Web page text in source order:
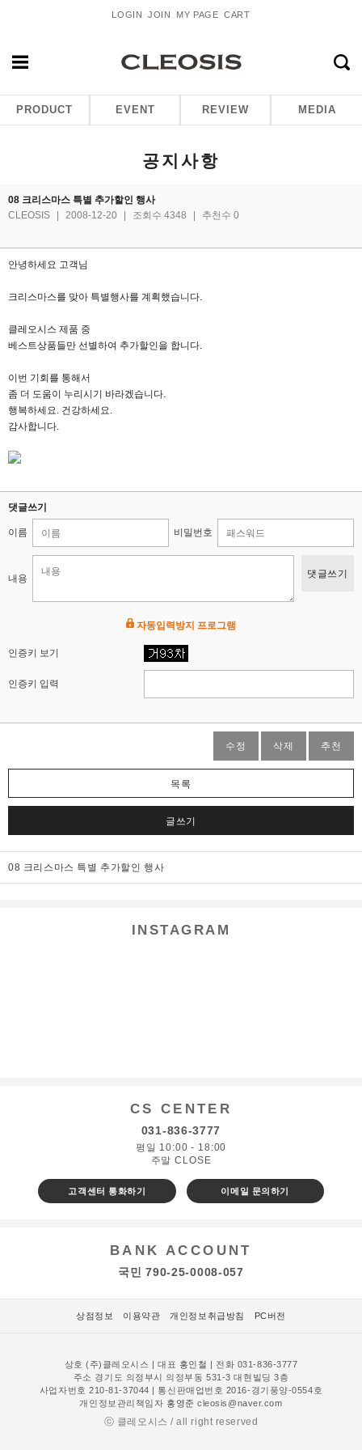
LOGIN JOIN MY PAGE CART
PRODUCT EVENT REVIEW MEDIA
공지사항
08 크리스마스 특별 추가할인 행사
CLEOSIS
2008-12-20 조회수 4348 추천수 0
안녕하세요 고객님
크리스마스를 맞아 특별행사를 계획했습니다.
클레오시스 제품 중
베스트상품들만 선별하여 추가할인을 합니다.
이번 기회를 통해서
좀 더 도움이 누리시기 바라겠습니다.
행복하세요. 건강하세요.
감사합니다.
댓글쓰기
이름 비밀번호
내용 댓글쓰기
자동입력방지 프로그램
인증키 보기
인증키 입력
수정 삭제 추천
목록
글쓰기
08 크리스마스 특별 추가할인 행사
INSTAGRAM
CS CENTER
031-836-3777
평일 10:00 - 18:00
주말 CLOSE
고객센터 통화하기 이메일 문의하기
BANK ACCOUNT
국민 790-25-0008-057
상점정보 이용약관 개인정보취급방침 PC버전
상호 (주)클레오시스 | 대표 홍인철 | 전화 031-836-3777
주소 경기도 의정부시 의정부동 531-3 대현빌딩 3층
사업자번호 210-81-37044 | 통신판매업번호 2016-경기풍양-0554호
개인정보관리책임자 홍영준 cleosis@naver.com
ⓒ 클레오시스 / all right reserved